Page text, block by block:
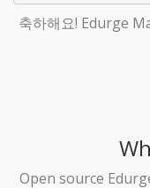
축하해요! Edurge
Open source